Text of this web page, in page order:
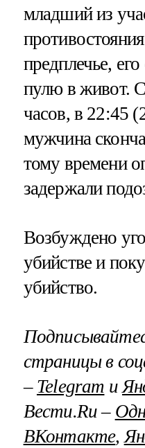
младший из
предплечье,
пулю в живот.
часов, в 22:45
мужчина
тому времени
задержали
Возбуждено
убийстве и
убийство.
страницы в
– Telegram и
Вести.Ru –
ВКонтакте,